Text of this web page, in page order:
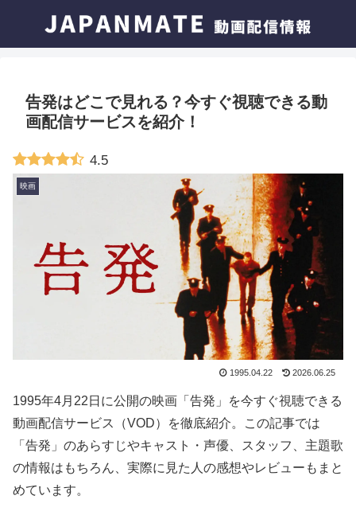
告発はどこで見れる？今すぐ視聴できる動
画配信サービスを紹介！
4.5
映画
1995.04.22 2026.06.25
1995年4月22日に公開の映画「告発」を今すぐ視聴できる
動画配信サービス（VOD）を徹底紹介。この記事では
「告発」のあらすじやキャスト・声優、スタッフ、主題歌
の情報はもちろん、実際に見た人の感想やレビューもまと
めています。